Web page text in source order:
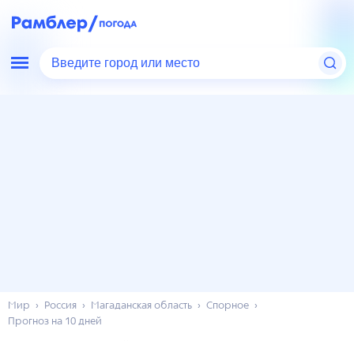
Введите город или место
Мир Россия Магаданская область
Спорное
Прогноз на 10 дней